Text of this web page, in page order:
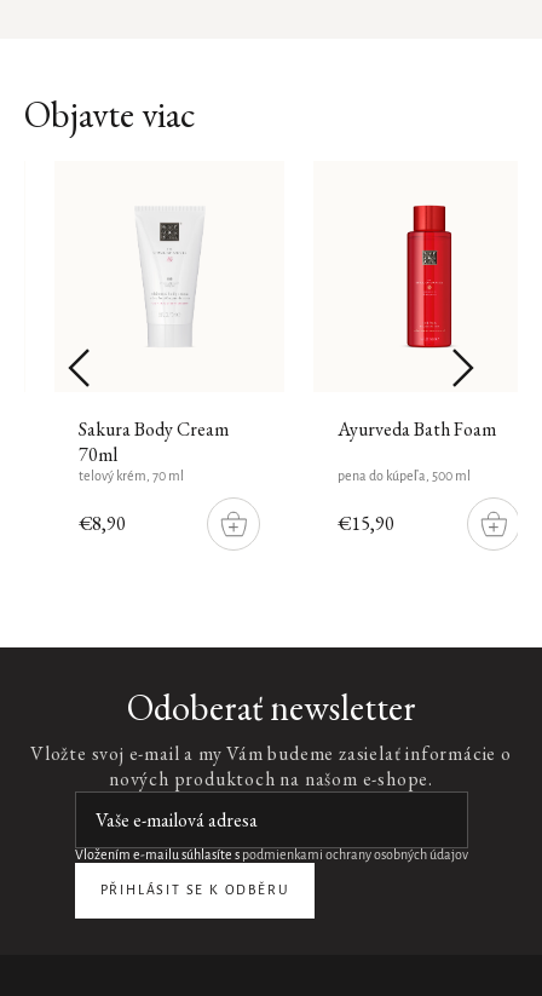
Objavte viac
Sakura Body Cream
70ml
€8,90
DO
KOŠÍKU
telový krém, 70 ml
Ayurveda Bath Foam
€15,90
DO
pena do kúpeľa, 500 ml
Odoberať newsletter
Vložte svoj e-mail a my Vám budeme zasielať informácie o
nových produktoch na našom e-shope.
Vložením e-mailu súhlasíte s podmienkami ochrany osobných údajov
PŘIHLÁSIT SE K ODBĚRU